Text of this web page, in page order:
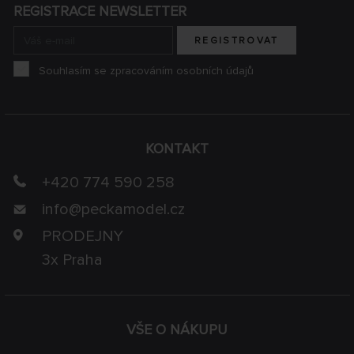
VŠE O NÁKUPU
KONTAKT
+420 774 590 258
info@peckamodel.cz
PRODEJNY
3x Praha
REGISTRACE NEWSLETTER
REGISTROVAT
Souhlasím se zpracováním osobních údajů